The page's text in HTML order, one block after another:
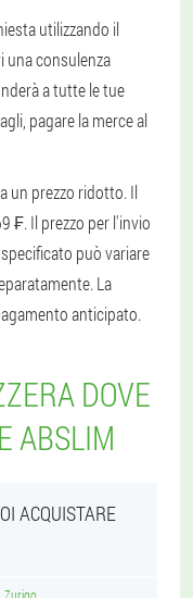
utilizzando il
una consulenza
a tutte le tue
pagare la merce al
un prezzo ridotto. Il
₣. Il prezzo per l'invio
può variare
La
anticipato.
DOVE
ABSLIM
ACQUISTARE